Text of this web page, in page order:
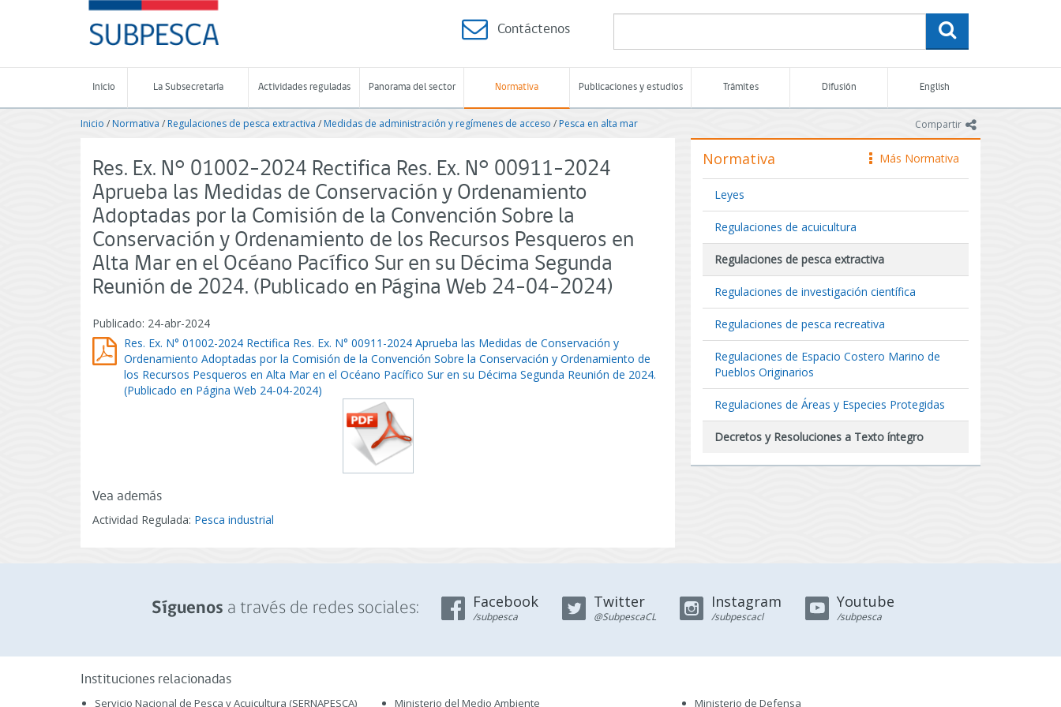
-
Subsecretaría
de
Pesca
Acuicultura
-
de
Chile
Contáctenos
Inicio La Subsecretaría Actividades reguladas Panorama del sector Normativa Publicaciones y estudios Trámites Difusión English
Compartir icono
Inicio /Normativa / Regulaciones de pesca extractiva /Medidas de administración y regímenes de acceso / Pesca en alta mar
Res. Ex. N° 01002-2024 Rectifica Res. Ex. N° 00911-2024
Aprueba las Medidas de Conservación y Ordenamiento
Adoptadas por la Comisión de la Convención Sobre la
Conservación y Ordenamiento de los Recursos Pesqueros en
Alta Mar en el Océano Pacífico Sur en su Décima Segunda
Reunión de 2024. (Publicado en Página Web 24-04-2024)
Publicado: 24-abr-2024
Res. Ex. N° 01002-2024 Rectifica Res. Ex. N° 00911-2024 Aprueba las Medidas de Conservación y
Ordenamiento Adoptadas por la Comisión de la Convención Sobre la Conservación y Ordenamiento de
los Recursos Pesqueros en Alta Mar en el Océano Pacífico Sur en su Décima Segunda Reunión de 2024.
(Publicado en Página Web 24-04-2024)
Vea además
Actividad Regulada: Pesca industrial
icono
Más Normativa
Normativa
Leyes
Regulaciones de acuicultura
Regulaciones de pesca extractiva
Regulaciones de investigación científica
Regulaciones de pesca recreativa
Regulaciones de Espacio Costero Marino de
Pueblos Originarios
Regulaciones de Áreas y Especies Protegidas
Decretos y Resoluciones a Texto íntegro
Síguenos a través de redes sociales: Facebook
/subpesca
Twitter
@SubpescaCL
Instagram
/subpescacl
Youtube
/subpesca
Instituciones relacionadas
Servicio Nacional de Pesca y Acuicultura (SERNAPESCA) Ministerio del Medio Ambiente Ministerio de Defensa